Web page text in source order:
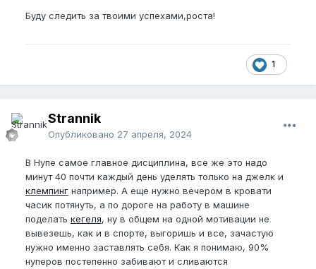
Буду следить за твоими успехами,роста!
1
Strannik
Опубликовано 27 апреля, 2024
В Нупе самое главное дисциплина, все же это надо
минут 40 почти каждый день уделять только на джелк и
клемпинг например. А еще нужно вечером в кровати
часик потянуть, а по дороге на работу в машине
поделать кегеля, ну в общем на одной мотивации не
вывезешь, как и в спорте, выгоришь и все, зачастую
нужно именно заставлять себя. Как я понимаю, 90%
нуперов постепенно забивают и сливаются